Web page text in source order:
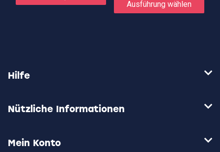
mehrere
Varianten
Ausführung wählen
der
Hilfe
Nützliche Informationen
Mein Konto